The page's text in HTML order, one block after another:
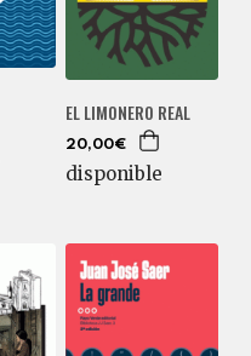
EL LIMONERO REAL
20,00€
disponible